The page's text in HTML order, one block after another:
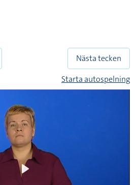
Nästa tecken
Starta autospelning